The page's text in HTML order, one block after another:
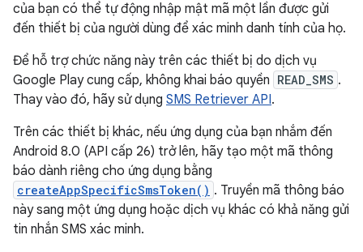
của bạn có thể tự động nhập mật mã một lần được gửi
đến thiết bị của người dùng để xác minh danh tính của họ.
Để hỗ trợ chức năng này trên các thiết bị do dịch vụ
Google Play cung cấp, không khai báo quyền READ_SMS .
Thay vào đó, hãy sử dụng SMS Retriever API.
Trên các thiết bị khác, nếu ứng dụng của bạn nhắm đến
Android 8.0 (API cấp 26) trở lên, hãy tạo một mã thông
báo dành riêng cho ứng dụng bằng
createAppSpecificSmsToken() . Truyền mã thông báo
này sang một ứng dụng hoặc dịch vụ khác có khả năng gửi
tin nhắn SMS xác minh.